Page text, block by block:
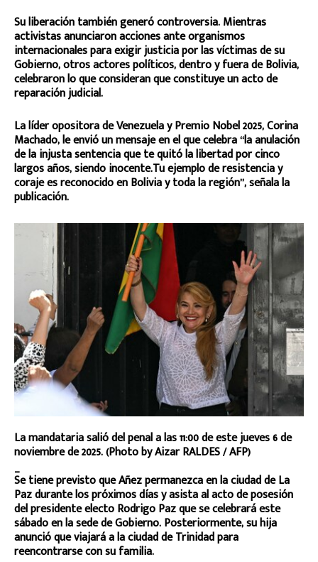
Su liberación también generó controversia. Mientras
activistas anunciaron acciones ante organismos
internacionales para exigir justicia por las víctimas de su
Gobierno, otros actores políticos, dentro y fuera de Bolivia,
celebraron lo que consideran que constituye un acto de
reparación judicial.
La líder opositora de Venezuela y Premio Nobel 2025, Corina
Machado, le envió un mensaje en el que celebra “la anulación
de la injusta sentencia que te quitó la libertad por cinco
largos años, siendo inocente.Tu ejemplo de resistencia y
coraje es reconocido en Bolivia y toda la región”, señala la
publicación.
La mandataria salió del penal a las 11:00 de este jueves 6 de
noviembre de 2025. (Photo by Aizar RALDES / AFP)
_
Se tiene previsto que Añez permanezca en la ciudad de La
Paz durante los próximos días y asista al acto de posesión
del presidente electo Rodrigo Paz que se celebrará este
sábado en la sede de Gobierno. Posteriormente, su hija
anunció que viajará a la ciudad de Trinidad para
reencontrarse con su familia.